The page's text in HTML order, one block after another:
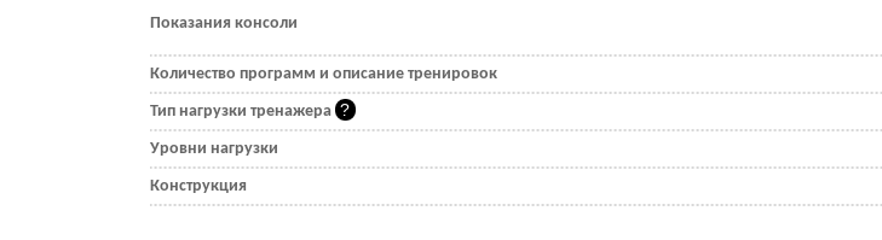
Показания консоли
Количество программ и описание тренировок
Тип нагрузки тренажера
Уровни нагрузки
Конструкция